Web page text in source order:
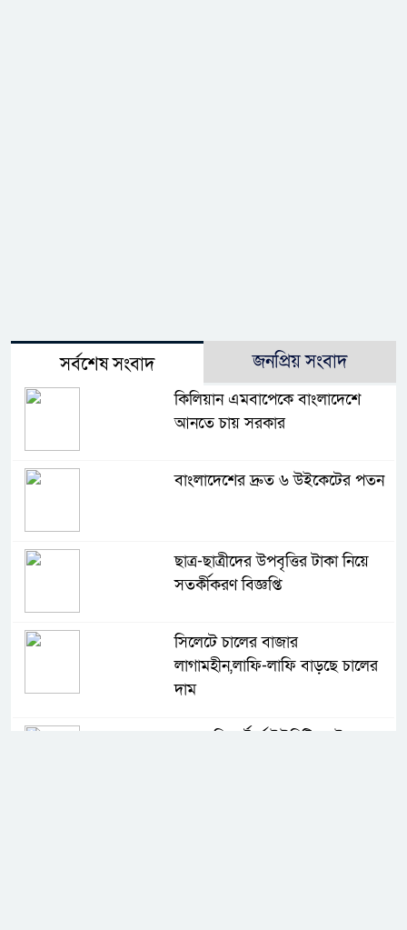
সর্বশেষ সংবাদ জনপ্রিয় সংবাদ
কিলিয়ান এমবাপেকে বাংলাদেশে
আনতে চায় সরকার
বাংলাদেশের দ্রুত ৬ উইকেটের পতন
ছাত্র-ছাত্রীদের উপবৃত্তির টাকা নিয়ে
সতর্কীকরণ বিজ্ঞপ্তি
সিলেটে চালের বাজার
লাগামহীন,লাফি-লাফি বাড়ছে চালের
দাম
মাগুরা রিপোর্টার্স ইউনিটির দুই বছর